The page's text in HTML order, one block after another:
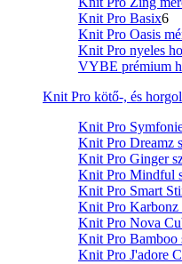
Knit Pro Basix6
Knit Pro Oasis
Knit Pro nyeles
VYBE prémium
Knit Pro kötő-, és
Knit Pro
Knit Pro Dreamz
Knit Pro Ginger
Knit Pro Mindful
Knit Pro Smart
Knit Pro Karbonz
Knit Pro Nova
Knit Pro Bamboo
Knit Pro J'adore